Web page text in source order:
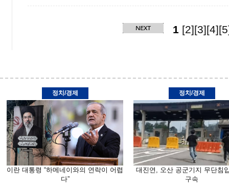
1 [2][3][4]
정치/경제
이란 대통령 “하메네이와의 연락이 어렵
다”
정치/경제
대진연, 오산 공군기지 무단침
구속